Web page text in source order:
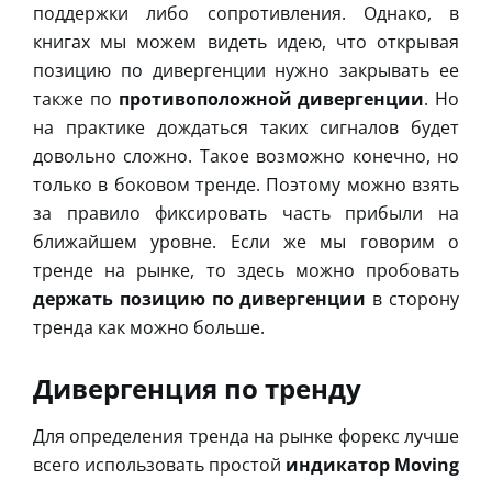
поддержки либо сопротивления. Однако, в
книгах мы можем видеть идею, что открывая
позицию по дивергенции нужно закрывать ее
также по противоположной дивергенции. Но
на практике дождаться таких сигналов будет
довольно сложно. Такое возможно конечно, но
только в боковом тренде. Поэтому можно взять
за правило фиксировать часть прибыли на
ближайшем уровне. Если же мы говорим о
тренде на рынке, то здесь можно пробовать
держать позицию по дивергенции в сторону
тренда как можно больше.
Дивергенция по тренду
Для определения тренда на рынке форекс лучше
всего использовать простой индикатор Moving